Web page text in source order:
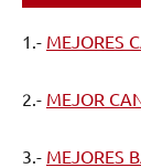
1.- MEJORES
2.- MEJOR
3.- MEJORES